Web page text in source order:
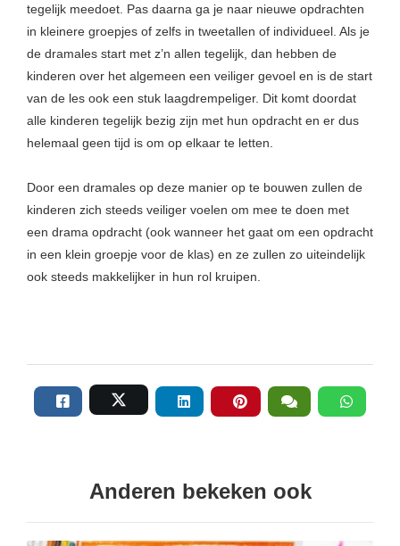
tegelijk meedoet. Pas daarna ga je naar nieuwe opdrachten
in kleinere groepjes of zelfs in tweetallen of individueel. Als je
de dramales start met z’n allen tegelijk, dan hebben de
kinderen over het algemeen een veiliger gevoel en is de start
van de les ook een stuk laagdrempeliger. Dit komt doordat
alle kinderen tegelijk bezig zijn met hun opdracht en er dus
helemaal geen tijd is om op elkaar te letten.
Door een dramales op deze manier op te bouwen zullen de
kinderen zich steeds veiliger voelen om mee te doen met
een drama opdracht (ook wanneer het gaat om een opdracht
in een klein groepje voor de klas) en ze zullen zo uiteindelijk
ook steeds makkelijker in hun rol kruipen.
Anderen bekeken ook